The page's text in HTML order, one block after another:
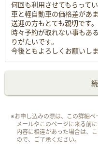
何回も利用させてもらって
車と軽自動車の価格差があ
送迎の方もとても親切です。
時々予約が取れない事もあ
りがたいです。
今後ともよろしくお願いしま
※お申し込みの際は、この詳細ペ
メールやこのページに来る前
内容に相違があった場合は、
ので、ご了承ください。